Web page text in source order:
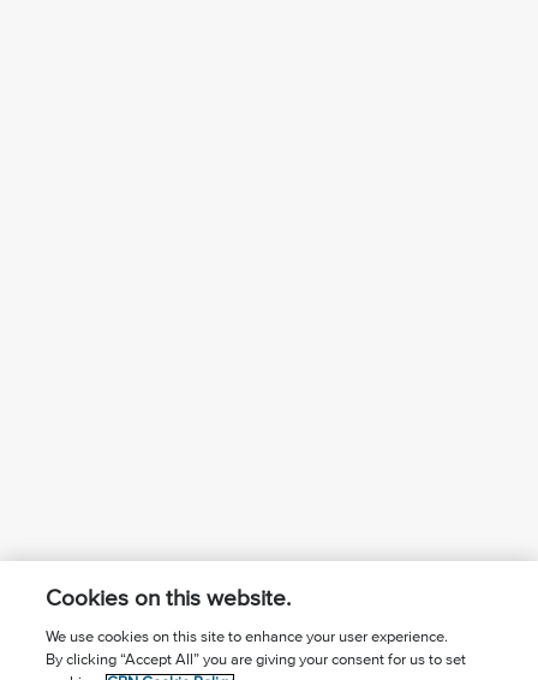
¿Conoces a Jesús? Suscríbase al boletín
Cookies on this website.
We use cookies on this site to enhance your user experience.
By clicking “Accept All” you are giving your consent for us to set